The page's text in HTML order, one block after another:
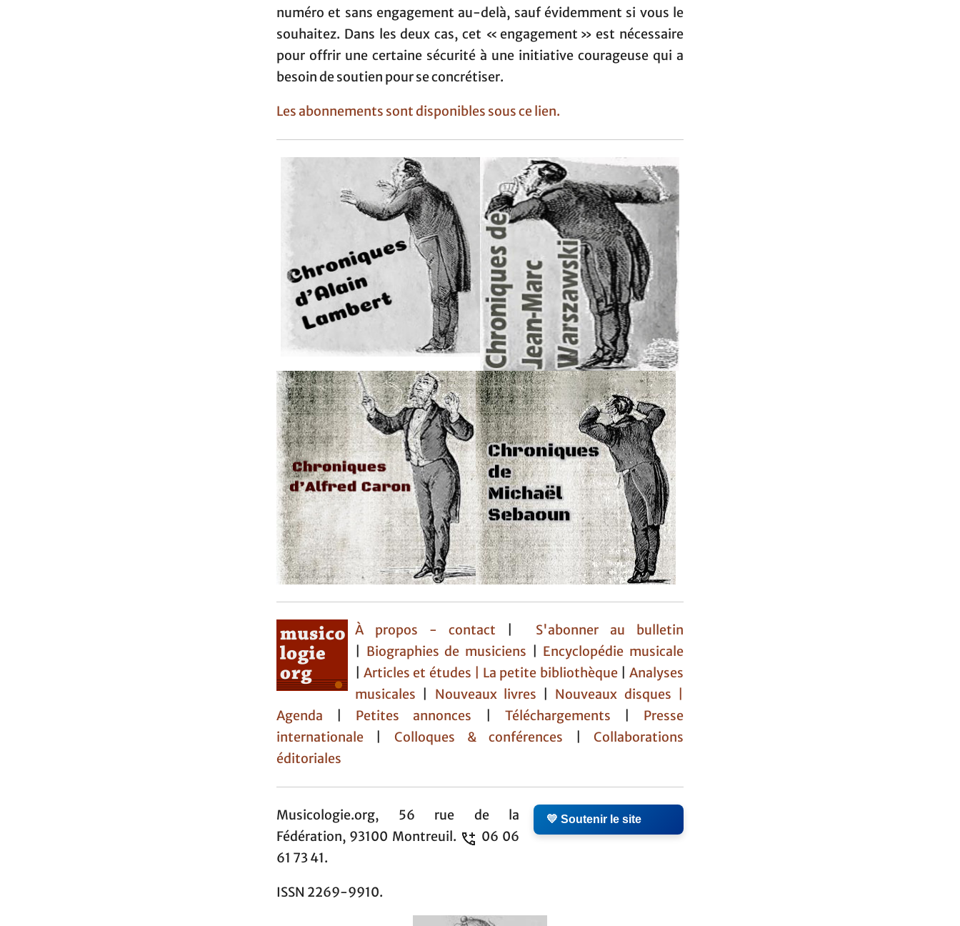
numéro et sans engagement au-delà, sauf évidemment si vous le
souhaitez. Dans les deux cas, cet « engagement » est nécessaire
pour offrir une certaine sécurité à une initiative courageuse qui a
besoin de soutien pour se concrétiser.
Les abonnements sont disponibles sous ce lien.
À propos - contact
S'abonner au bulletin
Biographies de musiciens
Encyclopédie musicale
|Articles et études | La petite bibliothèque |Analyses
musicales
Nouveaux livres
Nouveaux disques |
Agenda
Petites annonces Téléchargements
Presse
internationale
Colloques & conférences
Collaborations
éditoriales
💛 Soutenir le site
Musicologie.org, 56 rue de la
Fédération, 93100 Montreuil.
06 06
61 73 41.
ISSN 2269-9910.